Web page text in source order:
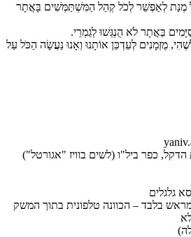
מְנַת לְאַפְשֵׁר לְכֹל קְהַל הַמִּשְׁתַּמְּשִׁים בָּאֲתָר
בַּאֲתָר לֹא הֻנְגְּשׁוּ לְגַמְרֵי.
מֻזְמָנִים לְעַדְכֵּן אוֹתָנוּ וְאָנוּ נַעֲשָׂה הַכֹּל עַל
גלגלים
בלבד – הכוונה טלפונית בתוך המשק